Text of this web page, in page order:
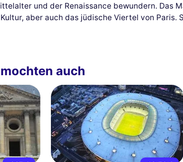
und der Renaissance bewundern. Das
aber auch das jüdische Viertel von Paris.
auch